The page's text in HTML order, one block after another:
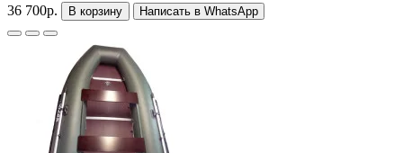
36 700р.
В корзину Написать в WhatsApp